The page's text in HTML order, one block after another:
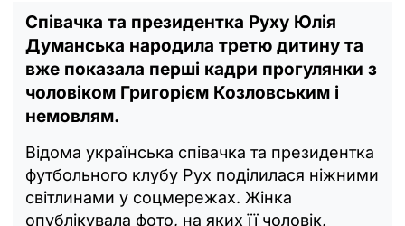
Співачка та президентка Руху Юлія
Думанська народила третю дитину та
вже показала перші кадри прогулянки з
чоловіком Григорієм Козловським і
немовлям.
Відома українська співачка та президентка
футбольного клубу Рух поділилася ніжними
світлинами у соцмережах. Жінка
опублікувала фото, на яких її чоловік,